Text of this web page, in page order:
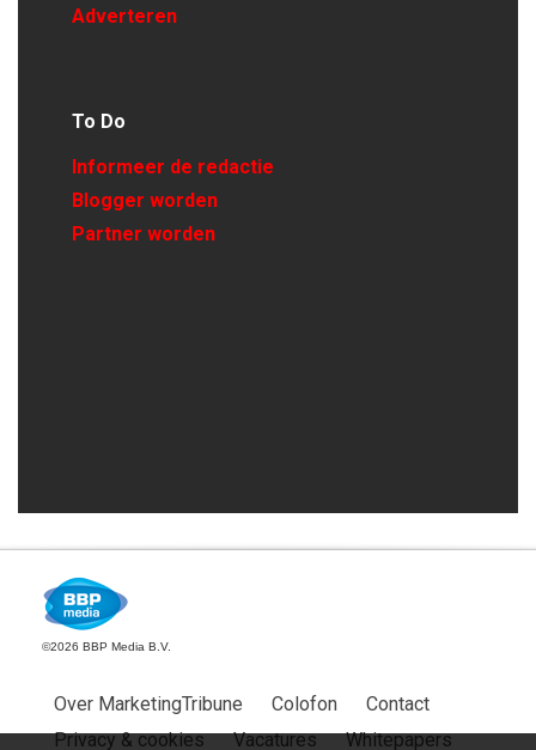
Adverteren
To Do
Informeer de redactie
Blogger worden
Partner worden
©2026 BBP Media B.V.
Over MarketingTribune Colofon
Contact
Privacy & cookies
Vacatures Whitepapers